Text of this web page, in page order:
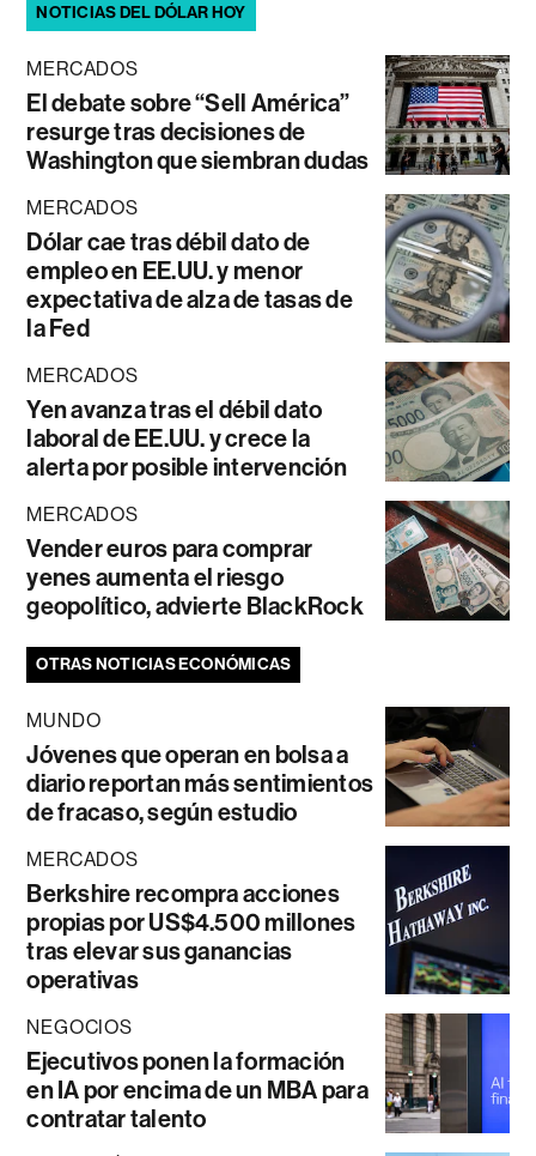
NOTICIAS DEL DÓLAR HOY
MERCADOS
El debate sobre “Sell América”
resurge tras decisiones de
Washington que siembran dudas
MERCADOS
Dólar cae tras débil dato de
empleo en EE.UU. y menor
expectativa de alza de tasas de
la Fed
MERCADOS
Yen avanza tras el débil dato
laboral de EE.UU. y crece la
alerta por posible intervención
MERCADOS
Vender euros para comprar
yenes aumenta el riesgo
geopolítico, advierte BlackRock
OTRAS NOTICIAS ECONÓMICAS
MUNDO
Jóvenes que operan en bolsa a
diario reportan más sentimientos
de fracaso, según estudio
MERCADOS
Berkshire recompra acciones
propias por US$4.500 millones
tras elevar sus ganancias
operativas
NEGOCIOS
Ejecutivos ponen la formación
en IA por encima de un MBA para
contratar talento